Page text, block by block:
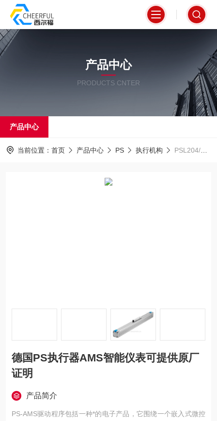
产品中心
PRODUCTS CNTER
产品中心
当前位置： 首页 产品中心 PS 执行机构 PSL204/AMS12德国PS执行器AMS智能仪表可提供原厂证明
德国PS执行器AMS智能仪表可提供原厂
证明
产品简介
PS-AMS驱动程序包括一种*的电子产品，它围绕一个嵌入式微控